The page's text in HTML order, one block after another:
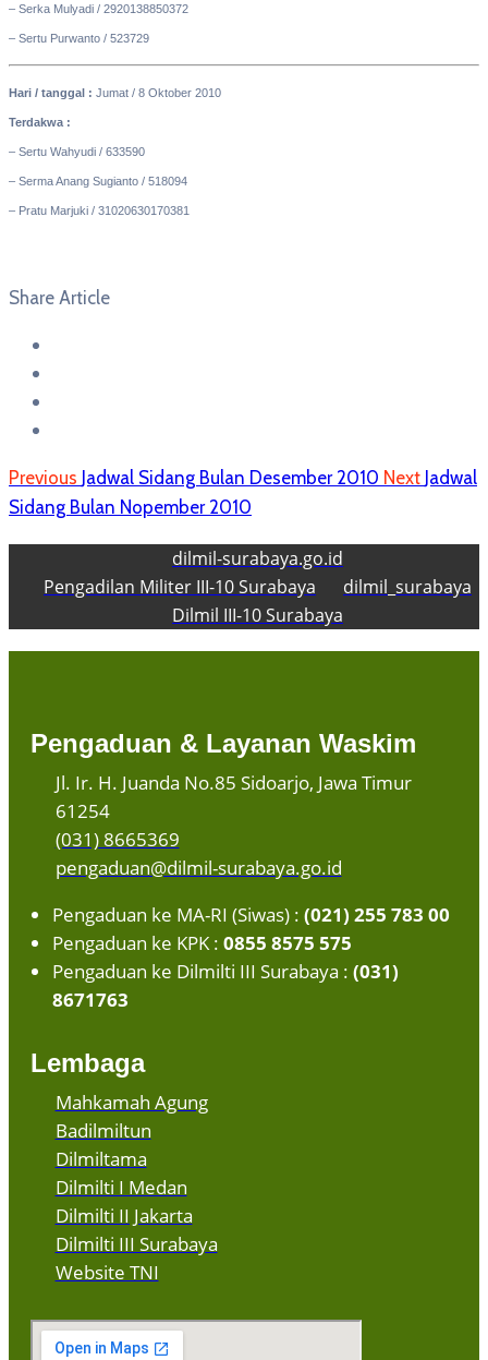
– Serka Mulyadi / 2920138850372
– Sertu Purwanto / 523729
Hari / tanggal : Jumat / 8 Oktober 2010
Terdakwa :
– Sertu Wahyudi / 633590
– Serma Anang Sugianto / 518094
– Pratu Marjuki / 31020630170381
Share Article
Previous Jadwal Sidang Bulan Desember 2010 Next Jadwal
Sidang Bulan Nopember 2010
dilmil-surabaya.go.id
Pengadilan Militer III-10 Surabaya
dilmil_surabaya
Dilmil III-10 Surabaya
Pengaduan & Layanan Waskim
Jl. Ir. H. Juanda No.85 Sidoarjo, Jawa Timur
61254
(031) 8665369
pengaduan@dilmil-surabaya.go.id
Pengaduan ke MA-RI (Siwas) : (021) 255 783 00
Pengaduan ke KPK : 0855 8575 575
Pengaduan ke Dilmilti III Surabaya : (031)
8671763
Lembaga
Mahkamah Agung
Badilmiltun
Dilmiltama
Dilmilti I Medan
Dilmilti II Jakarta
Dilmilti III Surabaya
Website TNI